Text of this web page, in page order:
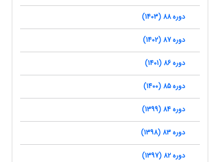
دوره 88 (1403)
دوره 87 (1402)
دوره 86 (1401)
دوره 85 (1400)
دوره 84 (1399)
دوره 83 (1398)
دوره 82 (1397)